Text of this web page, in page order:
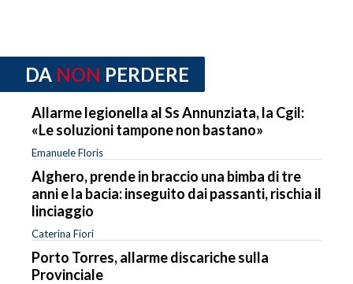
DA NON PERDERE
Allarme legionella al Ss Annunziata, la Cgil:
«Le soluzioni tampone non bastano»
Emanuele Floris
Alghero, prende in braccio una bimba di tre
anni e la bacia: inseguito dai passanti, rischia il
linciaggio
Caterina Fiori
Porto Torres, allarme discariche sulla
Provinciale